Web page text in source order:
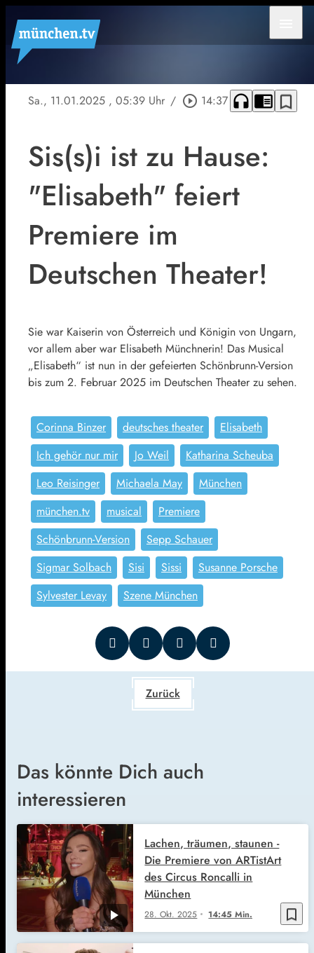
Sa., 11.01.2025 , 05:39 Uhr / play_circle_outline 14:37 headphones chrome_reader_mode bookmark_border
Sis(s)i ist zu Hause:
"Elisabeth" feiert
Premiere im
Deutschen Theater!
Sie war Kaiserin von Österreich und Königin von Ungarn,
vor allem aber war Elisabeth Münchnerin! Das Musical
„Elisabeth“ ist nun in der gefeierten Schönbrunn-Version
bis zum 2. Februar 2025 im Deutschen Theater zu sehen.
Corinna Binzer deutsches theater
Elisabeth
Ich gehör nur mir
Jo Weil
Katharina Scheuba
Leo Reisinger
Michaela May
München
münchen.tv
musical
Premiere
Schönbrunn-Version
Sepp Schauer
Sigmar Solbach
Sisi Sissi
Susanne Porsche
Sylvester Levay
Szene München
Zurück
Das könnte Dich auch
interessieren
bookmark_border
28. Okt. 2025 14:45 Min.
Lachen, träumen, staunen -
Die Premiere von ARTistArt
des Circus Roncalli in
München